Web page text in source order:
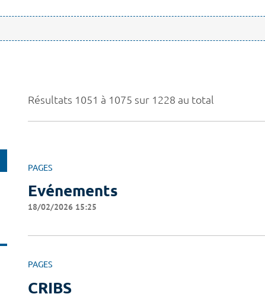
Résultats 1051 à 1075 sur 1228 au total
PAGES
Evénements
18/02/2026 15:25
PAGES
CRIBS